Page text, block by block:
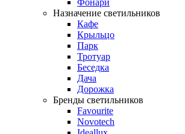
Фонари
Назначение светильников
Кафе
Крыльцо
Парк
Тротуар
Беседка
Дача
Дорожка
Бренды светильников
Favourite
Novotech